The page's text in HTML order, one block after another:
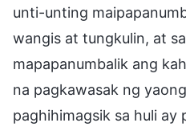
unti-unting
wangis at tungkulin, at
mapapanumbalik ang
na pagkawasak ng
paghihimagsik sa huli ay